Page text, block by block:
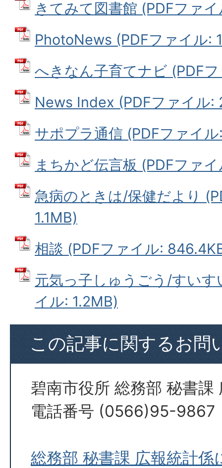
きてみて図書館 (PDFファ
PhotoNews (PDFファイル:
へきなん子育てナビ (PDF
News Index (PDFファイル:
サポプラ通信 (PDFファイ
まちかど伝言板 (PDFファ
急病のときは/保健だより
1.1MB)
相談 (PDFファイル:
元気っ子しゅうごう/すいす
イル: 1.2MB)
この記事に関するお問
碧南市役所 総務部 秘書課
電話番号 (0566)95-9867
総務部 秘書課 広報統計係